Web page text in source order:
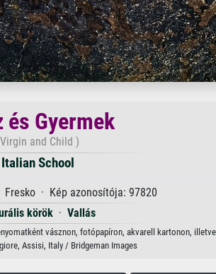
és Gyermek
and Child )
Italian School
· Kép azonosítója: 97820
körök· Vallás
vásznon, fotópapíron, akvarell kartonon,
Assisi, Italy / Bridgeman Images